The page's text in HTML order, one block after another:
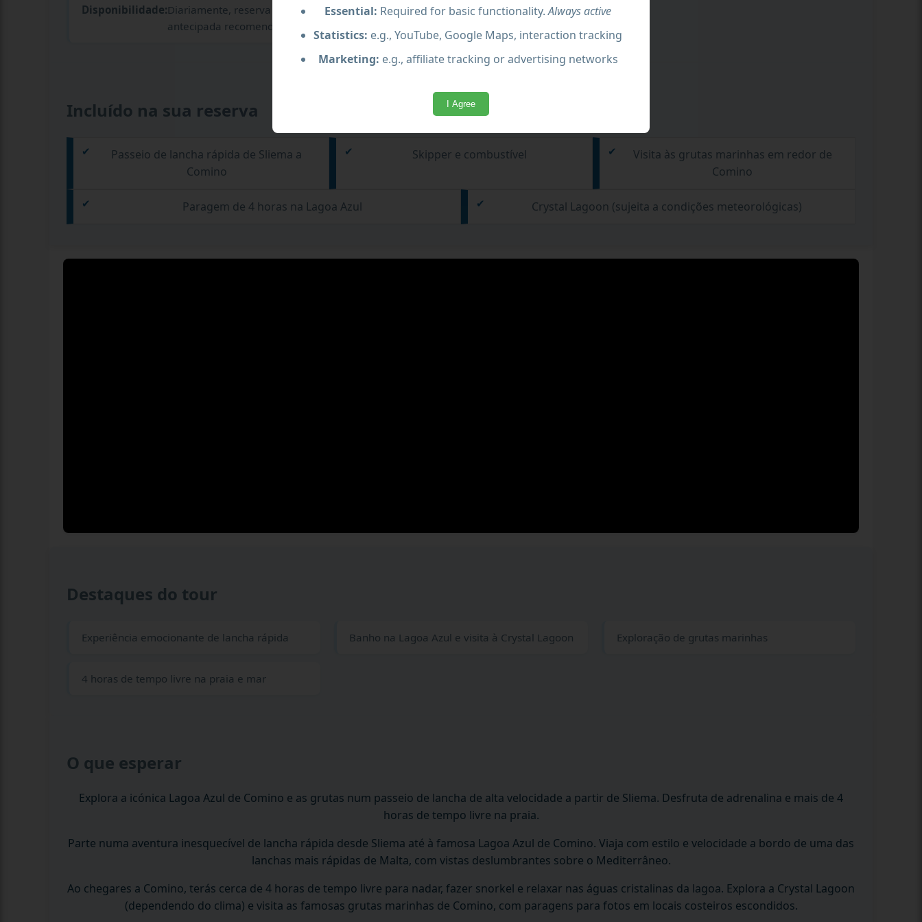
Essential: Required for basic functionality.Always active
Statistics: e.g., YouTube, Google Maps, interaction tracking
Marketing: e.g., affiliate tracking or advertising networks
I Agree
Disponibilidade:Diariamente, reserva
antecipada recomendada
Incluído na sua reserva
Passeio de lancha rápida de Sliema a
Comino
Skipper e combustível
Visita às grutas marinhas em redor de
Comino
Paragem de 4 horas na Lagoa Azul Crystal Lagoon (sujeita a condições meteorológicas)
Destaques do tour
Experiência emocionante de lancha rápida Banho na Lagoa Azul e visita à Crystal Lagoon Exploração de grutas marinhas
4 horas de tempo livre na praia e mar
O que esperar
Explora a icónica Lagoa Azul de Comino e as grutas num passeio de lancha de alta velocidade a partir de Sliema. Desfruta de adrenalina e mais de 4
horas de tempo livre na praia.
Parte numa aventura inesquecível de lancha rápida desde Sliema até à famosa Lagoa Azul de Comino. Viaja com estilo e velocidade a bordo de uma das
lanchas mais rápidas de Malta, com vistas deslumbrantes sobre o Mediterrâneo.
Ao chegares a Comino, terás cerca de 4 horas de tempo livre para nadar, fazer snorkel e relaxar nas águas cristalinas da lagoa. Explora a Crystal Lagoon
(dependendo do clima) e visita as famosas grutas marinhas de Comino, com paragens para fotos em locais costeiros escondidos.